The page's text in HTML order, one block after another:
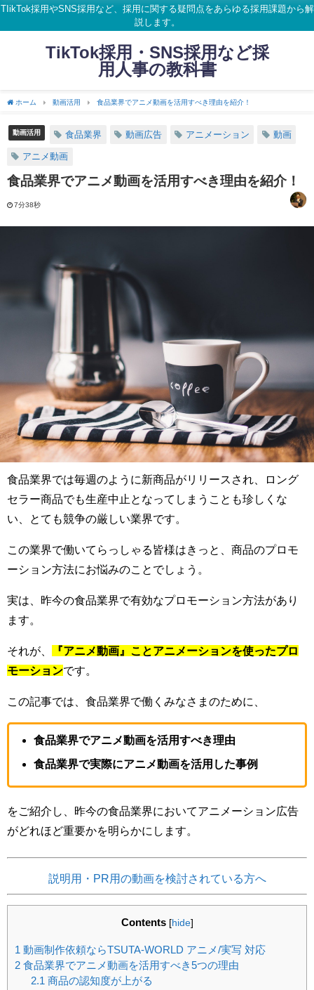
TIikTok採用やSNS採用など、採用に関する疑問点をあらゆる採用課題から解
説します。
TikTok採用・SNS採用など採
用人事の教科書
ホーム 動画活用 食品業界でアニメ動画を活用すべき理由を紹介！
動画活用 食品業界 動画広告 アニメーション 動画
アニメ動画
食品業界でアニメ動画を活用すべき理由を紹介！
7分38秒
食品業界では毎週のように新商品がリリースされ、ロング
セラー商品でも生産中止となってしまうことも珍しくな
い、とても競争の厳しい業界です。
この業界で働いてらっしゃる皆様はきっと、商品のプロモ
ーション方法にお悩みのことでしょう。
実は、昨今の食品業界で有効なプロモーション方法があり
ます。
それが、
『アニメ動画』ことアニメーションを使ったプロ
モーションです。
この記事では、食品業界で働くみなさまのために、
食品業界でアニメ動画を活用すべき理由
食品業界で実際にアニメ動画を活用した事例
をご紹介し、昨今の食品業界においてアニメーション広告
がどれほど重要かを明らかにします。
説明用・PR用の動画を検討されている方へ
Contents [hide]
1 動画制作依頼ならTSUTA-WORLD アニメ/実写 対応
2 食品業界でアニメ動画を活用すべき5つの理由
2.1 商品の認知度が上がる